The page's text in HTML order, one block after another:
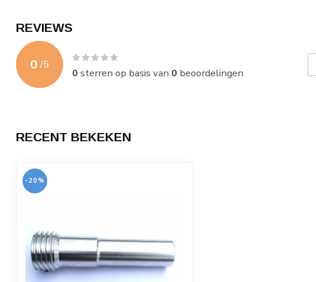
REVIEWS
0 /5
0 sterren op basis van 0 beoordelingen
RECENT BEKEKEN
-20%